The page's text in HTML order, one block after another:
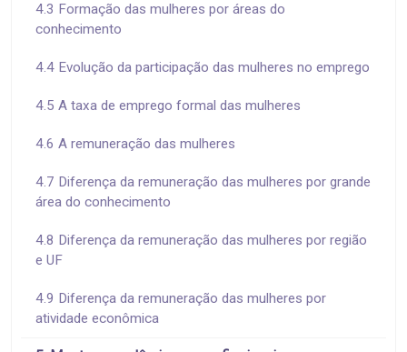
4.3 Formação das mulheres por áreas do
conhecimento
4.4 Evolução da participação das mulheres no emprego
4.5 A taxa de emprego formal das mulheres
4.6 A remuneração das mulheres
4.7 Diferença da remuneração das mulheres por grande
área do conhecimento
4.8 Diferença da remuneração das mulheres por região
e UF
4.9 Diferença da remuneração das mulheres por
atividade econômica